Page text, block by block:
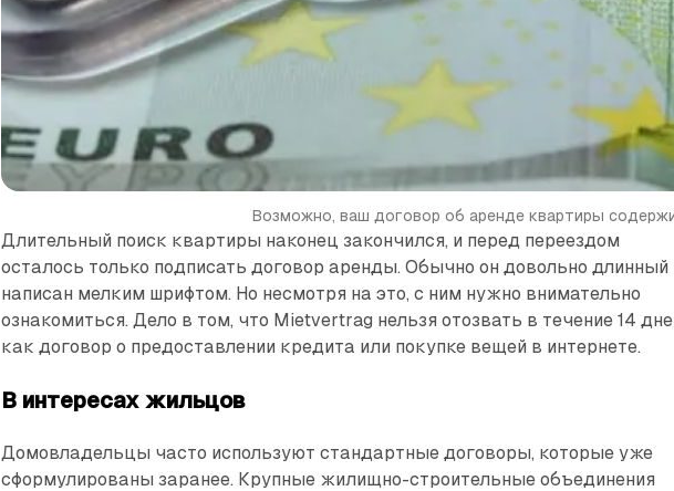
Возможно, ваш договор об аренде квартиры
Длительный поиск квартиры наконец закончился, и перед переездом
осталось только подписать договор аренды. Обычно он довольно длинный
написан мелким шрифтом. Но несмотря на это, с ним нужно внимательно
ознакомиться. Дело в том, что Mietvertrag нельзя отозвать в течение 14
как договор о предоставлении кредита или покупке вещей в интернете.
В интересах жильцов
Домовладельцы часто используют стандартные договоры, которые уже
сформулированы заранее. Крупные жилищно-строительные объединения